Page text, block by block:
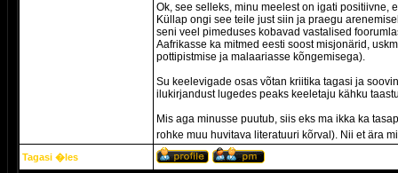
Ok, see selleks, minu meelest on igati positiivne,
Küllap ongi see teile just siin ja praegu
seni veel pimeduses kobavad vastalised
Aafrikasse ka mitmed eesti soost misjonärid,
pottipistmise ja malaariasse kõngemisega).
Su keelevigade osas võtan kriitika tagasi ja
ilukirjandust lugedes peaks keeletaju kähku
Mis aga minusse puutub, siis eks ma ikka ka
rohke muu huvitava literatuuri kõrval). Nii et ära
Tagasi �les